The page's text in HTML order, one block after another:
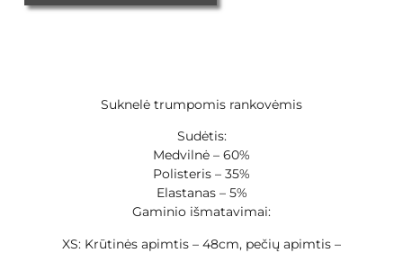
Suknelė trumpomis rankovėmis
Sudėtis:
Medvilnė – 60%
Polisteris – 35%
Elastanas – 5%
Gaminio išmatavimai:
XS: Krūtinės apimtis – 48cm, pečių apimtis –